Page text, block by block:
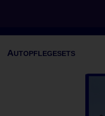
AUTOPFLEGESETS